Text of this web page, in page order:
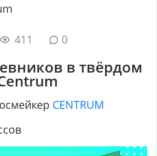
411 0
в твёрдом
CENTRUM